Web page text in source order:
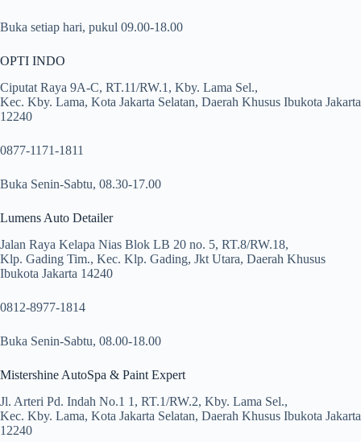
Buka setiap hari, pukul 09.00-18.00
OPTI INDO
Ciputat Raya 9A-C, RT.11/RW.1, Kby. Lama Sel.,
Kec. Kby. Lama, Kota Jakarta Selatan, Daerah Khusus Ibukota Jakarta
12240
0877-1171-1811
Buka Senin-Sabtu, 08.30-17.00
Lumens Auto Detailer
Jalan Raya Kelapa Nias Blok LB 20 no. 5, RT.8/RW.18,
Klp. Gading Tim., Kec. Klp. Gading, Jkt Utara, Daerah Khusus
Ibukota Jakarta 14240
0812-8977-1814
Buka Senin-Sabtu, 08.00-18.00
Mistershine AutoSpa & Paint Expert
Jl. Arteri Pd. Indah No.1 1, RT.1/RW.2, Kby. Lama Sel.,
Kec. Kby. Lama, Kota Jakarta Selatan, Daerah Khusus Ibukota Jakarta
12240